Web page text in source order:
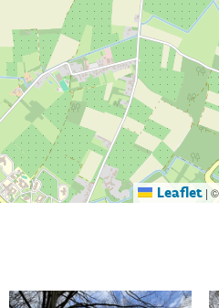
Leaflet |